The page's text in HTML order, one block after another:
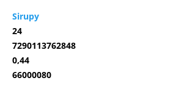
Sirupy
24
7290113762848
0,44
66000080